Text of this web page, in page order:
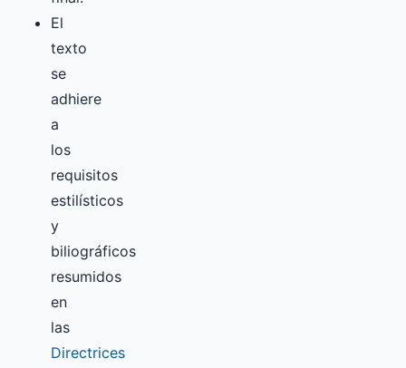
El
texto
se
adhiere
a
los
requisitos
estilísticos
y
biliográficos
resumidos
en
las
Directrices